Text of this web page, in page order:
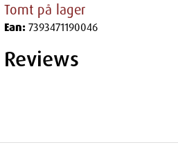
Tomt på lager
Ean: 7393471190046
Reviews